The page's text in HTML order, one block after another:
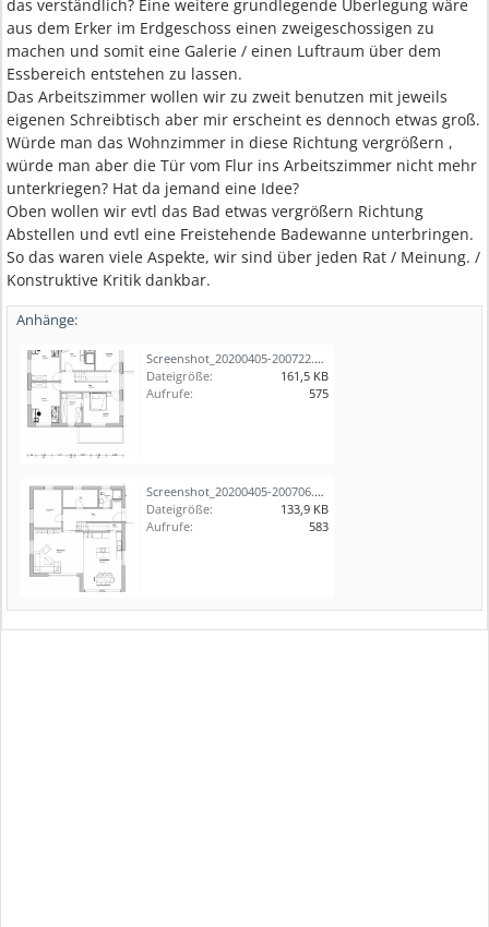
das verständlich? Eine weitere grundlegende Überlegung wäre
aus dem Erker im Erdgeschoss einen zweigeschossigen zu
machen und somit eine Galerie / einen Luftraum über dem
Essbereich entstehen zu lassen.
Das Arbeitszimmer wollen wir zu zweit benutzen mit jeweils
eigenen Schreibtisch aber mir erscheint es dennoch etwas groß.
Würde man das Wohnzimmer in diese Richtung vergrößern ,
würde man aber die Tür vom Flur ins Arbeitszimmer nicht mehr
unterkriegen? Hat da jemand eine Idee?
Oben wollen wir evtl das Bad etwas vergrößern Richtung
Abstellen und evtl eine Freistehende Badewanne unterbringen.
So das waren viele Aspekte, wir sind über jeden Rat / Meinung. /
Konstruktive Kritik dankbar.
Anhänge:
Screenshot_20200405-200722.png
Dateigröße:
161,5 KB
Aufrufe:
575
Screenshot_20200405-200706.png
Dateigröße:
133,9 KB
Aufrufe:
583